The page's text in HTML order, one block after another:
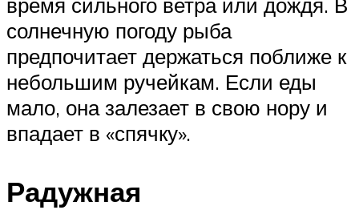
солнечную погоду рыба
предпочитает держаться поближе к
небольшим ручейкам. Если еды
мало, она залезает в свою нору и
впадает в «спячку».
Радужная